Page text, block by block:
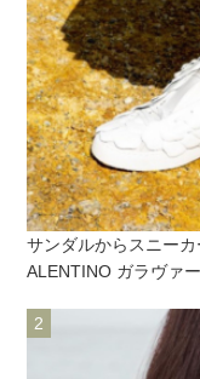
サンダルからスニー
ALENTINO ガラヴァ